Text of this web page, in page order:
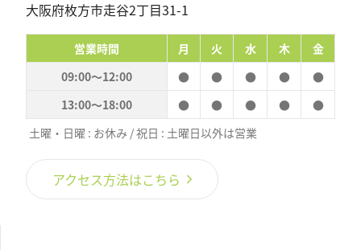
大阪府枚方市走谷2丁目31-1
営業時間 月 火 水 木
金
09:00〜12:00
● ● ● ●
●
13:00〜18:00
● ● ● ●
●
土曜・日曜 : お休み / 祝日 : 土曜日以外は営業
アクセス方法はこちら